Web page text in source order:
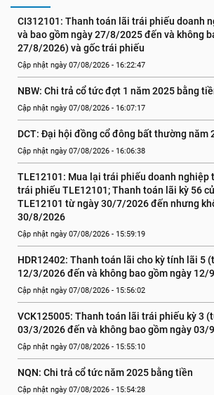
CI312101: Thanh toán lãi trái phiếu doanh
và bao gồm ngày 27/8/2025 đến và không
27/8/2026) và gốc trái phiếu
Cập nhật ngày 07/08/2026 - 16:22:47
NBW: Chi trả cổ tức đợt 1 năm 2025 bằng
Cập nhật ngày 07/08/2026 - 16:07:17
DCT: Đại hội đồng cổ đông bất thường năm
Cập nhật ngày 07/08/2026 - 16:06:38
TLE12101: Mua lại trái phiếu doanh nghiệp
trái phiếu TLE12101; Thanh toán lãi kỳ 56
TLE12101 từ ngày 30/7/2026 đến nhưng
30/8/2026
Cập nhật ngày 07/08/2026 - 15:59:19
HDR12402: Thanh toán lãi cho kỳ tính lãi 5
12/3/2026 đến và không bao gồm ngày 12/
Cập nhật ngày 07/08/2026 - 15:56:02
VCK125005: Thanh toán lãi trái phiếu kỳ 3
03/3/2026 đến và không bao gồm ngày 03/
Cập nhật ngày 07/08/2026 - 15:55:10
NQN: Chi trả cổ tức năm 2025 bằng tiền
Cập nhật ngày 07/08/2026 - 15:54:28